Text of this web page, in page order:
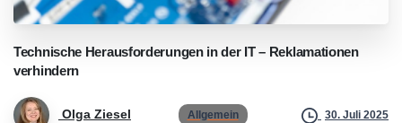
Technische Herausforderungen in der IT – Reklamationen
verhindern
Olga Ziesel Allgemein 30. Juli 2025